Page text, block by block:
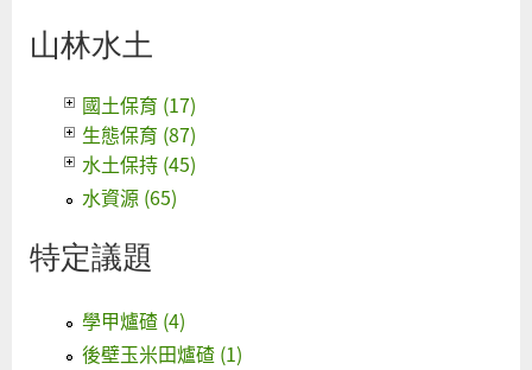
山林水土
國土保育 (17)
生態保育 (87)
水土保持 (45)
水資源 (65)
特定議題
學甲爐碴 (4)
後壁玉米田爐碴 (1)